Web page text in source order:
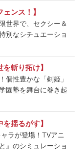
ェンス！】
世界で、セクシー＆
別なシチュエーショ
を斬り拓け】
個性豊かな「剣姫」
園塾を舞台に巻き起
を揺るがす】
ラが登場！TVアニ
』のシミュレーショ